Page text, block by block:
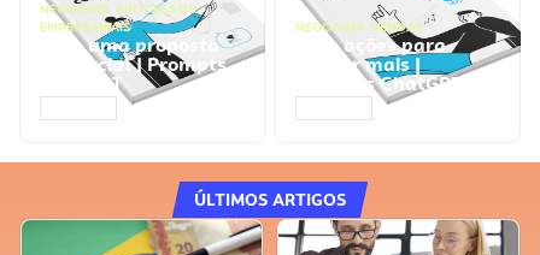
NEGÓCIOS, PROCESSOS
EMPRESARIAIS
Faça uma proposta
comercial | Prompts
ChatGPT
NEGÓCIOS, VENDAS
Faça ações para
vender mais |
Prompts ChatGPT
ÚLTIMOS ARTIGOS